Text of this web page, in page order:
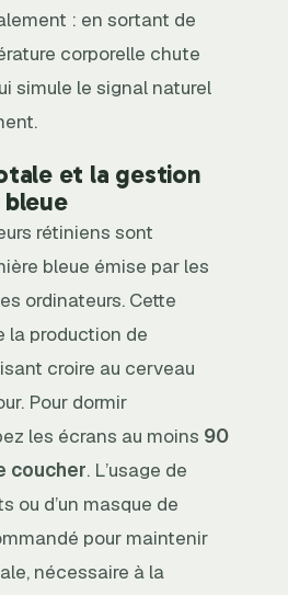
: en sortant de
corporelle chute
simule le signal naturel
et la gestion
rétiniens sont
bleue émise par les
ordinateurs. Cette
la production de
croire au cerveau
Pour dormir
les écrans au moins 90
coucher. L’usage de
ou d’un masque de
pour maintenir
nécessaire à la